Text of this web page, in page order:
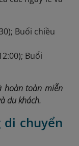
Buổi chiều
Buổi
hoàn toàn miễn
du khách.
di chuyển